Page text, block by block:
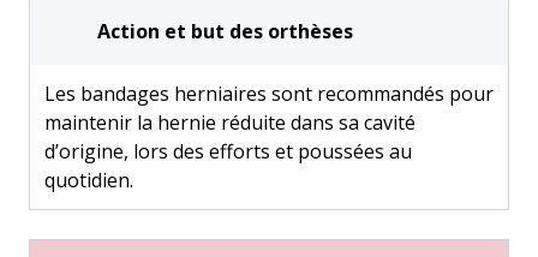
Action et but des orthèses
Les bandages herniaires sont recommandés pour
maintenir la hernie réduite dans sa cavité
d’origine, lors des efforts et poussées au
quotidien.